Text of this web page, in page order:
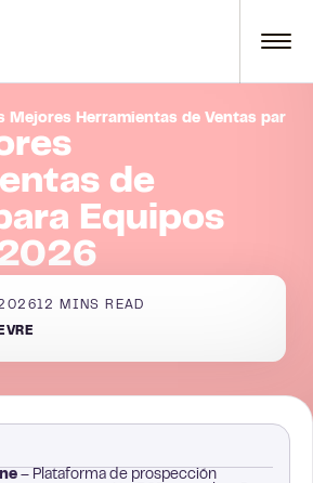
Mejores Herramientas de Ventas para
de
Equipos
12 MINS READ
– Plataforma de prospección